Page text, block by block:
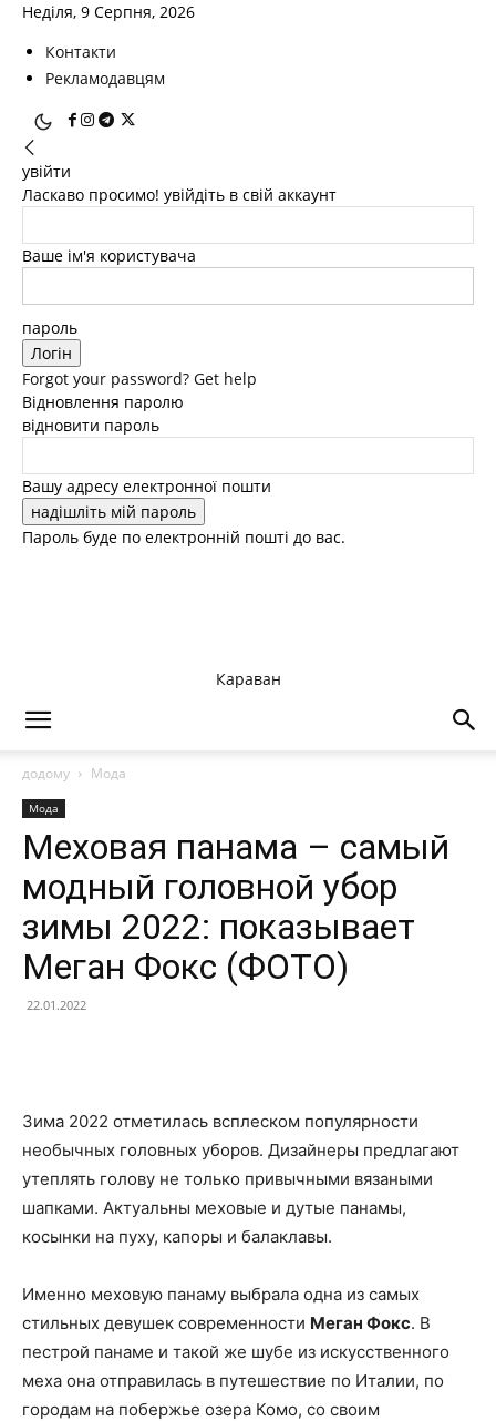
Неділя, 9 Серпня, 2026
Контакти
Рекламодавцям
увійти
Ласкаво просимо! увійдіть в свій аккаунт
Ваше ім'я користувача
пароль
Forgot your password? Get help
Відновлення паролю
відновити пароль
Вашу адресу електронної пошти
Пароль буде по електронній пошті до вас.
Караван
додому Мода
Мода
Меховая панама – самый
модный головной убор
зимы 2022: показывает
Меган Фокс (ФОТО)
22.01.2022
Зима 2022 отметилась всплеском популярности
необычных головных уборов. Дизайнеры предлагают
утеплять голову не только привычными вязаными
шапками. Актуальны меховые и дутые панамы,
косынки на пуху, капоры и балаклавы.
Именно меховую панаму выбрала одна из самых
стильных девушек современности Меган Фокс. В
пестрой панаме и такой же шубе из искусственного
меха она отправилась в путешествие по Италии, по
городам на побержье озера Комо, со своим